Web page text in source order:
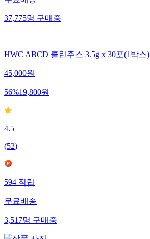
37,775명 구매중
HWC ABCD 클린주스 3.5g x 30포(1박스)
45,000원
56%19,800원
4.5
(52)
594적립
무료배송
3,517명구매중